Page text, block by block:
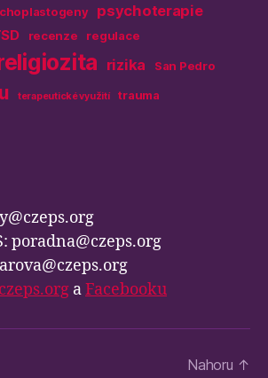
psychoterapie
recenze regulace
rizika San Pedro
terapeutické využití trauma
poradna@czeps.org
aFacebooku
Nahoru ↑